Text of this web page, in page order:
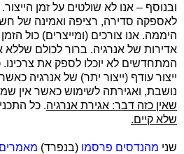
ובנוסף – אנו לא שולטים על זמן
לאספקה סדירה, רציפה ואמינה של
היממה. אנו צורכים (ומייצרים) כול
אדירות של אנרגיה. ברור לכולם שללא
המתחדשים לא יוכלו לספק את צרכינו.
ייצור עודף (ייצור יתר) של אנרגיה
נושבת, ואגירתה לשימוש כאשר אין
שאין כזה דבר: אגירת אנרגיה. כל
שלא קיים.
שני מהנדסים פרסמו (בנפרד) מאמרים